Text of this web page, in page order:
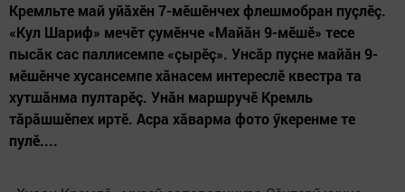
Кремльте май уйăхӗн 7-мӗшӗнчех флешмобран пуçлӗç.
«Кул Шариф» мечӗт çумӗнче «Майăн 9-мӗшӗ» тесе
пысăк сас паллисемпе «çырӗç». Унсăр пуçне майăн 9-
мӗшӗнче хусансемпе хăнасем интереслӗ квестра та
хутшăнма пултарӗç. Унăн маршручӗ Кремль
тăрăшшӗпех иртӗ. Асра хăварма фото ӳкеренме те
пулӗ....